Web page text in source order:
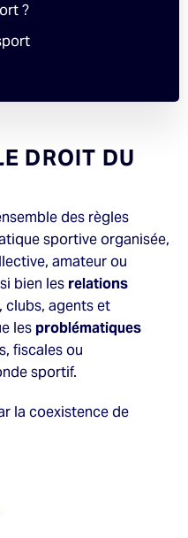
?
DROIT DU
des règles
sportive organisée,
amateur ou
bien les relations
clubs, agents et
les problématiques
fiscales ou
sportif.
la coexistence de